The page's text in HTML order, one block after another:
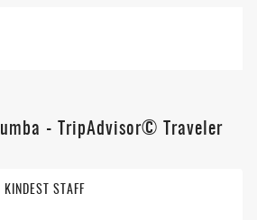
- TripAdvisor© Traveler
STAFF